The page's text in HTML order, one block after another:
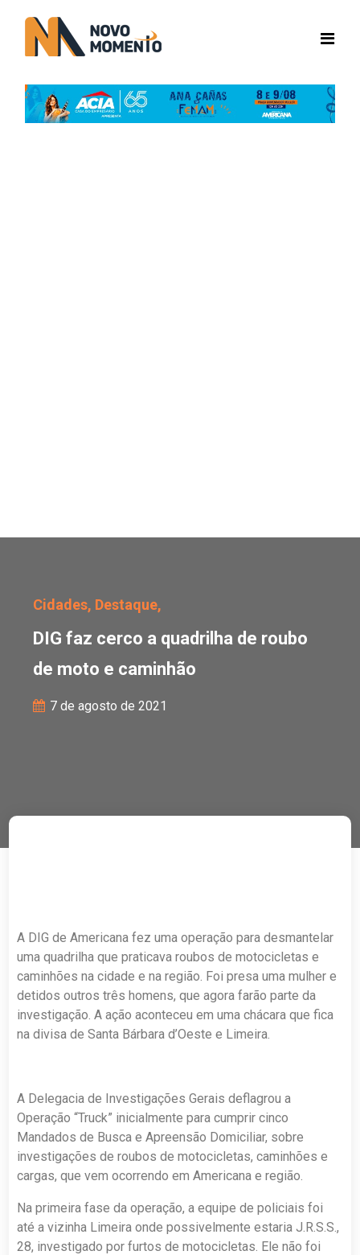
Cidades, Destaque,
DIG faz cerco a quadrilha de roubo
de moto e caminhão
7 de agosto de 2021
A DIG de Americana fez uma operação para desmantelar
uma quadrilha que praticava roubos de motocicletas e
caminhões na cidade e na região. Foi presa uma mulher e
detidos outros três homens, que agora farão parte da
investigação. A ação aconteceu em uma chácara que fica
na divisa de Santa Bárbara d’Oeste e Limeira.
A Delegacia de Investigações Gerais deflagrou a
Operação “Truck” inicialmente para cumprir cinco
Mandados de Busca e Apreensão Domiciliar, sobre
investigações de roubos de motocicletas, caminhões e
cargas, que vem ocorrendo em Americana e região.
Na primeira fase da operação, a equipe de policiais foi
até a vizinha Limeira onde possivelmente estaria J.R.S.S.,
28, investigado por furtos de motocicletas. Ele não foi